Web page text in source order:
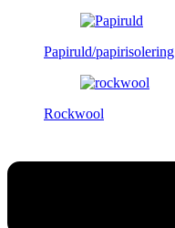
Papiruld/papirisolering
Rockwool